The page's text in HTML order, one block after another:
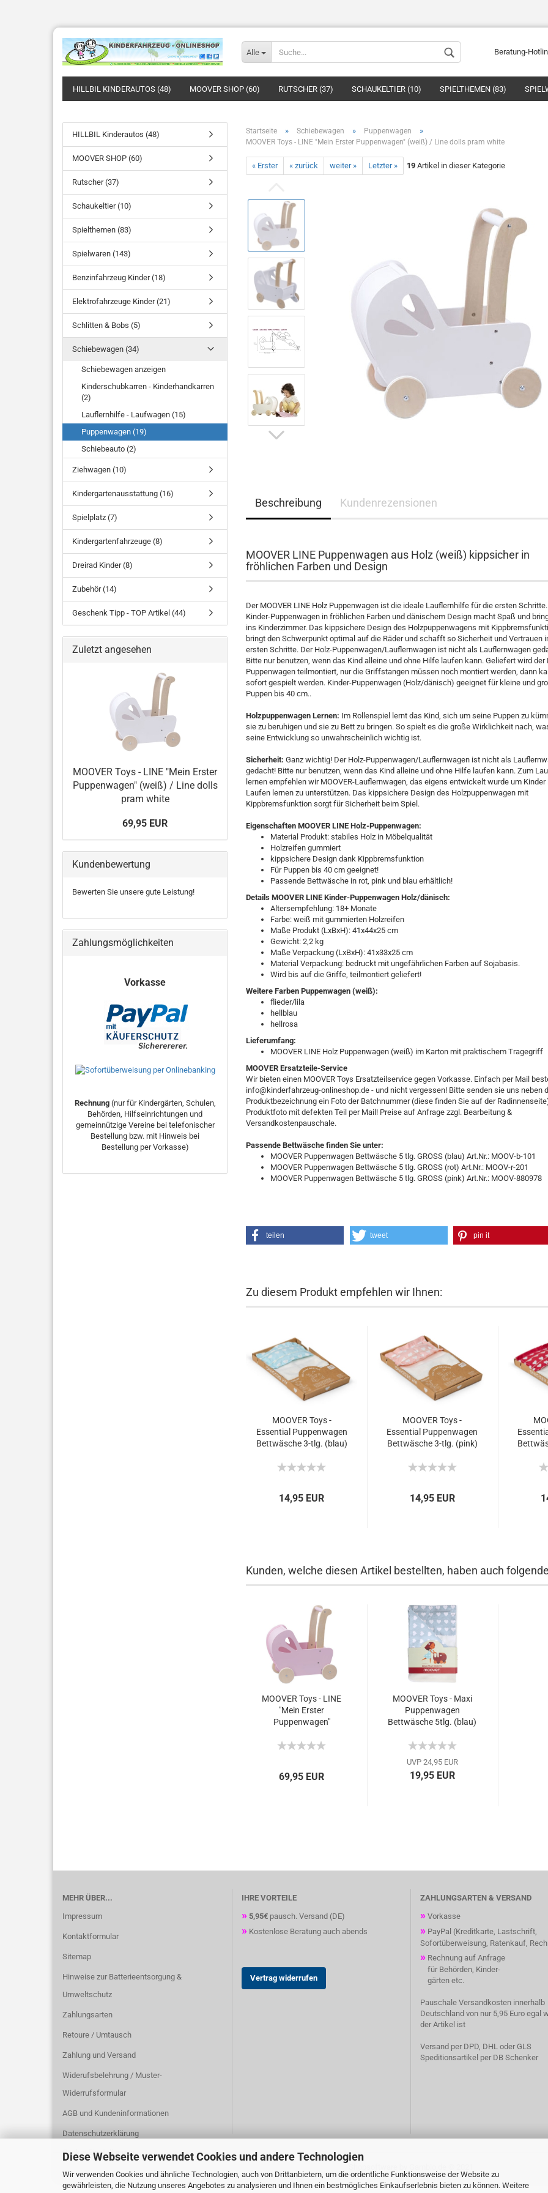
Diese Webseite verwendet Cookies und andere Technologien
Wir verwenden Cookies und ähnliche Technologien, auch von Drittanbietern, um die ordentliche Funktionsweise der Website zu
gewährleisten, die Nutzung unseres Angebotes zu analysieren und Ihnen ein bestmögliches Einkaufserlebnis bieten zu können. Weitere
Alle Beratung-
HILLBIL KINDERAUTOS (48) MOOVER SHOP (60) RUTSCHER (37) SCHAUKELTIER (10) SPIELTHEMEN (83)
Startseite » Schiebewagen » Puppenwagen »
MOOVER Toys - LINE "Mein Erster Puppenwagen" (weiß) / Line dolls pram white
« Erster « zurück weiter » Letzter » 19 Artikel in dieser Kategorie
Beschreibung Kundenrezensionen
MOOVER LINE Puppenwagen aus Holz (weiß) kippsicher in
fröhlichen Farben und Design
Der MOOVER LINE Holz Puppenwagen ist die ideale Lauflernhilfe für die ersten
Kinder-Puppenwagen in fröhlichen Farben und dänischem Design macht Spaß und
ins Kinderzimmer. Das kippsichere Design des Holzpuppenwagens mit
bringt den Schwerpunkt optimal auf die Räder und schafft so Sicherheit und Vertrauen
ersten Schritte. Der Holz-Puppenwagen/Lauflernwagen ist nicht als Lauflernwagen
Bitte nur benutzen, wenn das Kind alleine und ohne Hilfe laufen kann. Geliefert wird der
Puppenwagen teilmontiert, nur die Griffstangen müssen noch montiert werden, dann
sofort gespielt werden. Kinder-Puppenwagen (Holz/dänisch) geeignet für kleine und
Puppen bis 40 cm..
Holzpuppenwagen Lernen: Im Rollenspiel lernt das Kind, sich um seine Puppen zu
sie zu beruhigen und sie zu Bett zu bringen. So spielt es die große Wirklichkeit nach,
seine Entwicklung so unwahrscheinlich wichtig ist.
Sicherheit: Ganz wichtig! Der Holz-Puppenwagen/Lauflernwagen ist nicht als
gedacht! Bitte nur benutzen, wenn das Kind alleine und ohne Hilfe laufen kann. Zum
lernen empfehlen wir MOOVER-Lauflernwagen, das eigens entwickelt wurde um Kinder
Laufen lernen zu unterstützen. Das kippsichere Design des Holzpuppenwagen mit
Kippbremsfunktion sorgt für Sicherheit beim Spiel.
Eigenschaften MOOVER LINE Holz-Puppenwagen:
Material Produkt: stabiles Holz in Möbelqualität
Holzreifen gummiert
kippsichere Design dank Kippbremsfunktion
Für Puppen bis 40 cm geeignet!
Passende Bettwäsche in rot, pink und blau erhältlich!
Details MOOVER LINE Kinder-Puppenwagen Holz/dänisch:
Altersempfehlung: 18+ Monate
Farbe: weiß mit gummierten Holzreifen
Maße Produkt (LxBxH): 41x44x25 cm
Gewicht: 2,2 kg
Maße Verpackung (LxBxH): 41x33x25 cm
Material Verpackung: bedruckt mit ungefährlichen Farben auf Sojabasis.
Wird bis auf die Griffe, teilmontiert geliefert!
Weitere Farben Puppenwagen (weiß):
flieder/lila
hellblau
hellrosa
Lieferumfang:
MOOVER LINE Holz Puppenwagen (weiß) im Karton mit praktischem Tragegriff
MOOVER Ersatzteile-Service
Wir bieten einen MOOVER Toys Ersatzteilservice gegen Vorkasse. Einfach per Mail
info@kinderfahrzeug-onlineshop.de - und nicht vergessen! Bitte senden sie uns neben
Produktbezeichnung ein Foto der Batchnummer (diese finden Sie auf der
Produktfoto mit defekten Teil per Mail! Preise auf Anfrage zzgl. Bearbeitung &
Versandkostenpauschale.
Passende Bettwäsche finden Sie unter:
MOOVER Puppenwagen Bettwäsche 5 tlg. GROSS (blau) Art.Nr.: MOOV-b-101
MOOVER Puppenwagen Bettwäsche 5 tlg. GROSS (rot) Art.Nr.: MOOV-r-201
MOOVER Puppenwagen Bettwäsche 5 tlg. GROSS (pink) Art.Nr.: MOOV-880978
teilen tweet pin it
Zu diesem Produkt empfehlen wir Ihnen:
MOOVER Toys -
Essential Puppenwagen
Bettwäsche 3-tlg. (blau)
14,95 EUR
MOOVER Toys -
Essential Puppenwagen
Bettwäsche 3-tlg. (pink)
14,95 EUR
Kunden, welche diesen Artikel bestellten, haben auch
MOOVER Toys - LINE
"Mein Erster
Puppenwagen"
pram light pink...
69,95 EUR
MOOVER Toys - Maxi
Puppenwagen
Bettwäsche 5tlg. (blau)
(blue)...
UVP 24,95 EUR
19,95 EUR
HILLBIL Kinderautos (48)
MOOVER SHOP (60)
Rutscher (37)
Schaukeltier (10)
Spielthemen (83)
Spielwaren (143)
Benzinfahrzeug Kinder (18)
Elektrofahrzeuge Kinder (21)
Schlitten & Bobs (5)
Schiebewagen (34)
Schiebewagen anzeigen
Kinderschubkarren - Kinderhandkarren
(2)
Lauflernhilfe - Laufwagen (15)
Puppenwagen (19)
Schiebeauto (2)
Ziehwagen (10)
Kindergartenausstattung (16)
Spielplatz (7)
Kindergartenfahrzeuge (8)
Dreirad Kinder (8)
Zubehör (14)
Geschenk Tipp - TOP Artikel (44)
Zuletzt angesehen
MOOVER Toys - LINE "Mein Erster
Puppenwagen" (weiß) / Line dolls
pram white
69,95 EUR
Kundenbewertung
Bewerten Sie unsere gute Leistung!
Zahlungsmöglichkeiten
Vorkasse
Rechnung (nur für Kindergärten, Schulen,
Behörden, Hilfseinrichtungen und
gemeinnützige Vereine bei telefonischer
Bestellung bzw. mit Hinweis bei
Bestellung per Vorkasse)
MEHR ÜBER...
Impressum
Kontaktformular
Sitemap
Hinweise zur Batterieentsorgung &
Umweltschutz
Zahlungsarten
Retoure / Umtausch
Zahlung und Versand
Widerufsbelehrung / Muster-
Widerrufsformular
AGB und Kundeninformationen
Datenschutzerklärung
Cookie Einstellungen
IHRE VORTEILE
» 5,95€pausch. Versand (DE)
»Kostenlose Beratung auch abends
Vertrag widerrufen
ZAHLUNGSARTEN & VERSAND
» Vorkasse
» PayPal (Kreditkarte, Lastschrift,
Sofortüberweisung, Ratenkauf,
» Rechnung auf Anfrage
für Behörden, Kinder-
gärten etc.
Pauschale Versandkosten innerhalb
Deutschland von nur 5,95 Euro egal
der Artikel ist
Versand per DPD, DHL oder GLS
Speditionsartikel per DB Schenker